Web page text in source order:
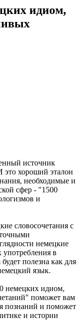
идиом,
источник
хороший эталон
необходимые и
сфер - "1500
и
словосочетания с
немецкие
в
полезна как для
язык.
немецких идиом,
поможет вам
познаний и поможет
и истории